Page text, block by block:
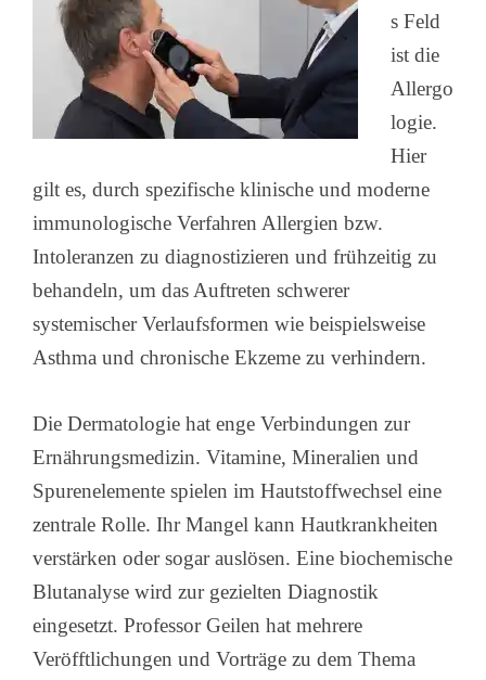
s Feld
ist die
Allergo
logie.
Hier
gilt es, durch spezifische klinische und moderne
immunologische Verfahren Allergien bzw.
Intoleranzen zu diagnostizieren und frühzeitig zu
behandeln, um das Auftreten schwerer
systemischer Verlaufsformen wie beispielsweise
Asthma und chronische Ekzeme zu verhindern.
Die Dermatologie hat enge Verbindungen zur
Ernährungsmedizin. Vitamine, Mineralien und
Spurenelemente spielen im Hautstoffwechsel eine
zentrale Rolle. Ihr Mangel kann Hautkrankheiten
verstärken oder sogar auslösen. Eine biochemische
Blutanalyse wird zur gezielten Diagnostik
eingesetzt. Professor Geilen hat mehrere
Veröfftlichungen und Vorträge zu dem Thema